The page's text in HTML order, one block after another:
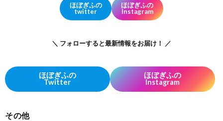
ほぼぎふの
twitter
ほぼぎふの
Instagram
＼ フォローすると最新情報をお届け！ ／
ほぼぎふの
Twitter
ほぼぎふの
Instagram
その他